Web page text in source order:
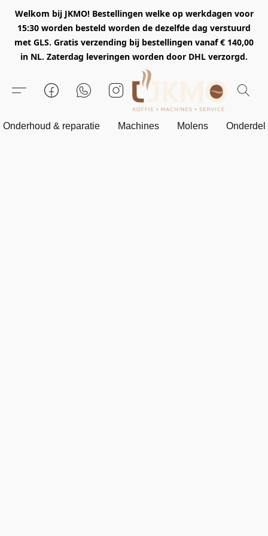
Welkom bij JKMO! Bestellingen welke op werkdagen voor
15:30 worden besteld worden de dezelfde dag verstuurd
met GLS. Gratis verzending bij bestellingen vanaf € 140,00
in NL. Zaterdag leveringen worden door DHL verzorgd.
Onderhoud & reparatie Machines Molens